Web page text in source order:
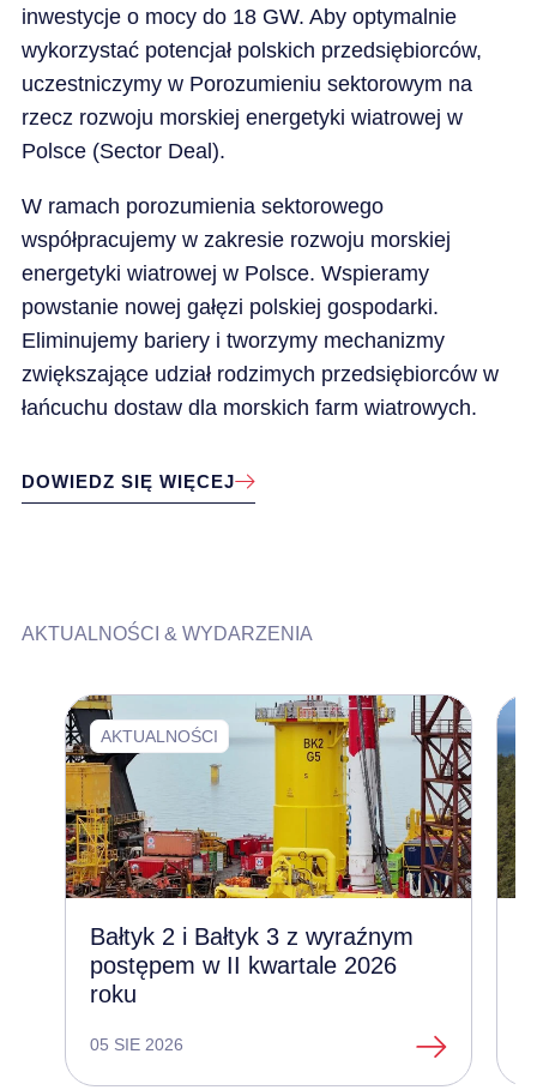
inwestycje o mocy do 18 GW. Aby optymalnie
wykorzystać potencjał polskich przedsiębiorców,
uczestniczymy w Porozumieniu sektorowym na
rzecz rozwoju morskiej energetyki wiatrowej w
Polsce (Sector Deal).
W ramach porozumienia sektorowego
współpracujemy w zakresie rozwoju morskiej
energetyki wiatrowej w Polsce. Wspieramy
powstanie nowej gałęzi polskiej gospodarki.
Eliminujemy bariery i tworzymy mechanizmy
zwiększające udział rodzimych przedsiębiorców w
łańcuchu dostaw dla morskich farm wiatrowych.
DOWIEDZ SIĘ WIĘCEJ
AKTUALNOŚCI & WYDARZENIA
AKTUALNOŚCI
Bałtyk 2 i Bałtyk 3 z wyraźnym
postępem w II kwartale 2026
roku
05 SIE 2026